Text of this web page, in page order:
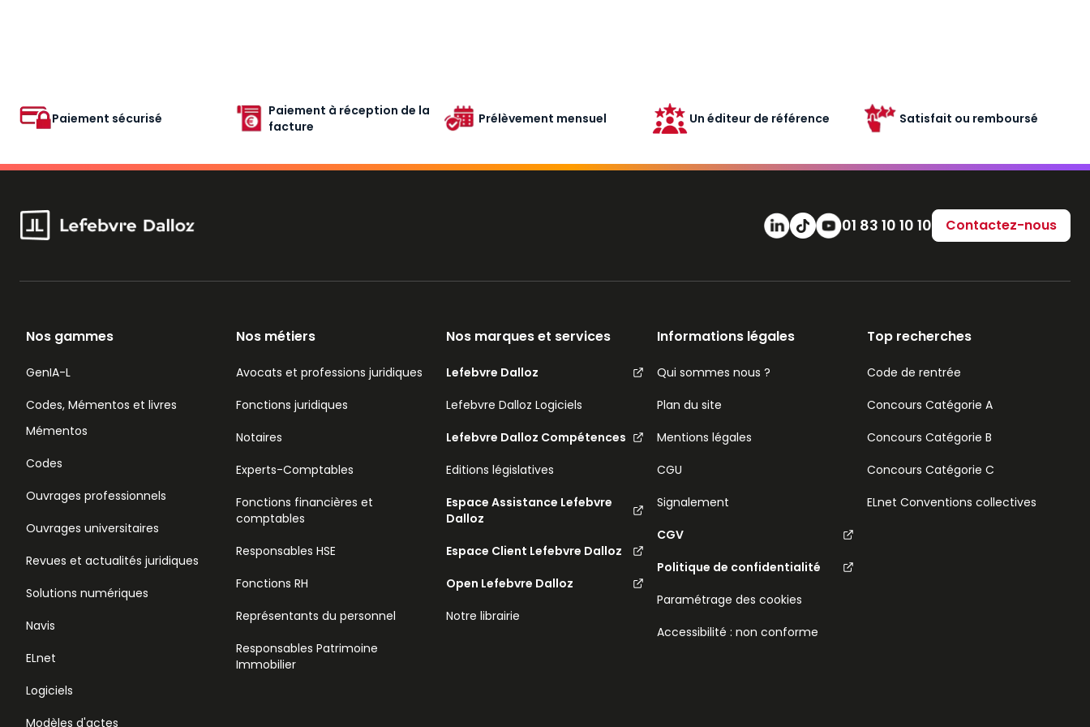
Paiement sécurisé
Paiement à réception de la
facture
Prélèvement mensuel Un éditeur de référence Satisfait ou remboursé
Numéro de téléphone
01 83 10 10 10 Contactez-nous
Nos gammes
GenIA-L
Codes, Mémentos et livres
Mémentos
Codes
Ouvrages professionnels
Ouvrages universitaires
Revues et actualités juridiques
Solutions numériques
Navis
ELnet
Logiciels
Modèles d'actes
Nos métiers
Avocats et professions juridiques
Fonctions juridiques
Notaires
Experts-Comptables
Fonctions financières et
comptables
Responsables HSE
Fonctions RH
Représentants du personnel
Responsables Patrimoine
Immobilier
Nos marques et services
Lefebvre Dalloz
Lefebvre Dalloz Logiciels
Lefebvre Dalloz Compétences
Editions législatives
Espace Assistance Lefebvre
Dalloz
Espace Client Lefebvre Dalloz
Open Lefebvre Dalloz
Notre librairie
Informations légales
Qui sommes nous ?
Plan du site
Mentions légales
CGU
Signalement
CGV
Politique de confidentialité
Paramétrage des cookies
Accessibilité : non conforme
Top recherches
Code de rentrée
Concours Catégorie A
Concours Catégorie B
Concours Catégorie C
ELnet Conventions collectives